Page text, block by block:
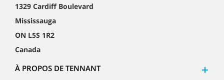
1329 Cardiff Boulevard
Mississauga
ON L5S 1R2
Canada
À PROPOS DE TENNANT